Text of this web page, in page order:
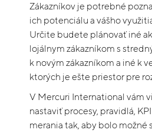
Zákazníkov je potrebné
ich potenciálu a vášho
Určite budete plánovať iné
lojálnym zákazníkom s
k novým zákazníkom a iné k
ktorých je ešte priestor pre
V Mercuri International vám
nastaviť procesy, pravidlá,
merania tak, aby bolo možné